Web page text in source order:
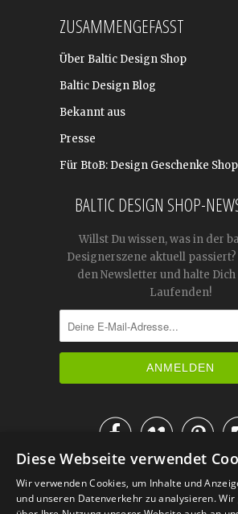
ZUSAMMENGEFASST
Über Baltic Design Shop
Baltic Design Blog
Bekannt aus
Presse
Für BtoB: Design Geschenke Shop
BALTIC DESIGN SHOP-
Willst Du wissen, was in der
Designerszene aktuell
den Newsletter und halte
Laufenden!

IM KATALOG BLÄTTERN
Diese Webseite verwendet
Wir verwenden Cookies, um Inhalte und
und unseren Datenverkehr zu analysieren.